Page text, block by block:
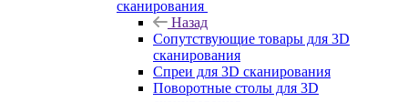
сканирования
Назад
Сопутствующие товары для 3D
сканирования
Спреи для 3D сканирования
Поворотные столы для 3D